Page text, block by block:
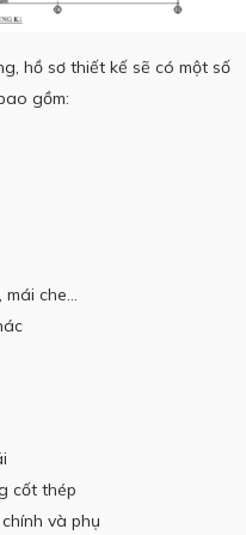
hồ sơ thiết kế sẽ có một số
gồm:
che…
cốt thép
và phụ